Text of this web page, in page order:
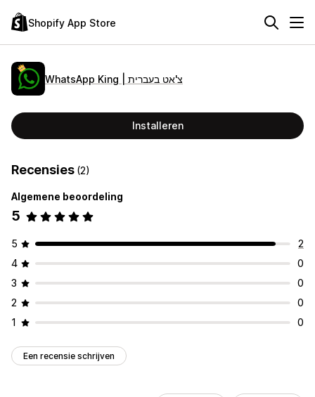
Shopify App Store
WhatsApp King | צ'אט בעברית
Installeren
Recensies (2)
Algemene beoordeling
5
5
2
4
0
3
0
2
0
1
0
Een recensie schrijven